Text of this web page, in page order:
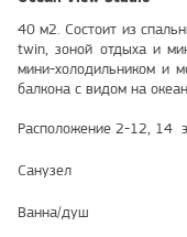
40 м2. Состоит из
twin, зоной отдыха и
мини-холодильником и
балкона с видом на
Расположение 2-12, 14
Санузел
Ванна/душ